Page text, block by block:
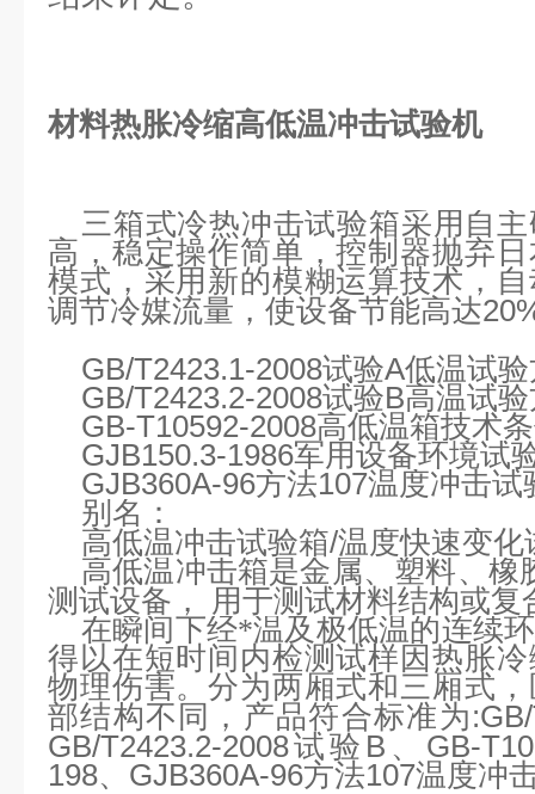
材料热胀冷缩高低温冲击试验机
三箱式冷热冲击试验箱采用自
高，稳定操作简单，控制器抛弃
模式，采用新的模糊运算技术，
调节冷媒流量，使设备节能高达
GB/T2423.1-2008试验A低温试
GB/T2423.2-2008试验B高温试
GB-T10592-2008高低温箱技术
GJB150.3-1986军用设备环境试
GJB360A-96方法107温度冲击试
别名：
高低温冲击试验箱/温度快速变
高低温冲击箱是金属、塑料、橡
测试设备，
用于测试材料结构或复
在瞬间下经*温及极低温的连续
得以在短时间内检测试样因热胀
物理伤害。分为两厢式和三厢式
部结构不同，产品符合标准为
GB/T2423.2-2008试验B、GB-
198、GJB360A-96方法107温度冲